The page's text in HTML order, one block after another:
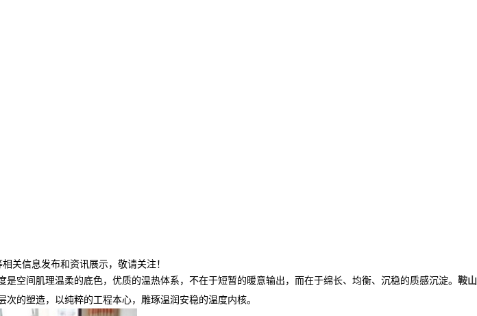
关信息发布和资讯展示，敬请关注！
空间肌理温柔的底色，优质的温热体系，不在于短暂的暖意输出，而在于绵长、均衡、沉稳的质感沉淀。 鞍山
的塑造，以纯粹的工程本心，雕琢温润安稳的温度内核。